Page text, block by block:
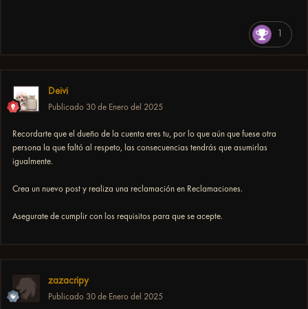
1
Deivi
Publicado 30 de Enero del 2025
Recordarte que el dueño de la cuenta eres tu, por lo que aún que fuese otra
persona la que faltó al respeto, las consecuencias tendrás que asumirlas
igualmente.
Crea un nuevo post y realiza una reclamación en Reclamaciones.
Asegurate de cumplir con los requisitos para que se acepte.
zazacripy
Publicado 30 de Enero del 2025